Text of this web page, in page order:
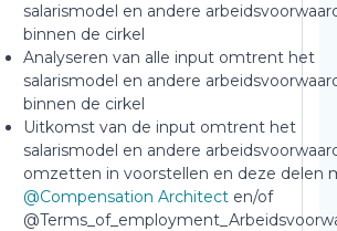
salarismodel en andere
binnen de cirkel
Analyseren van alle input omtrent het
salarismodel en andere
binnen de cirkel
Uitkomst van de input omtrent het
salarismodel en andere
omzetten in voorstellen en deze delen
@Compensation Architect en/of